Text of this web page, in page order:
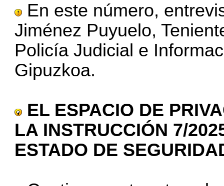
En este número,
Jiménez Puyuelo,
Policía Judicial e
Gipuzkoa.
EL ESPACIO DE
LA INSTRUCCIÓN 7/
ESTADO DE